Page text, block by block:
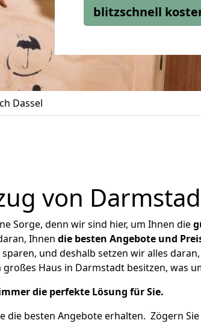
blitzschnell
Dassel
von
Sorge, denn wir sind hier, um Ihnen die
Ihnen die besten Angebote und
und deshalb setzen wir alles
Haus in Darmstadt besitzen, was
die perfekte Lösung für Sie.
die besten Angebote erhalten. Zögern